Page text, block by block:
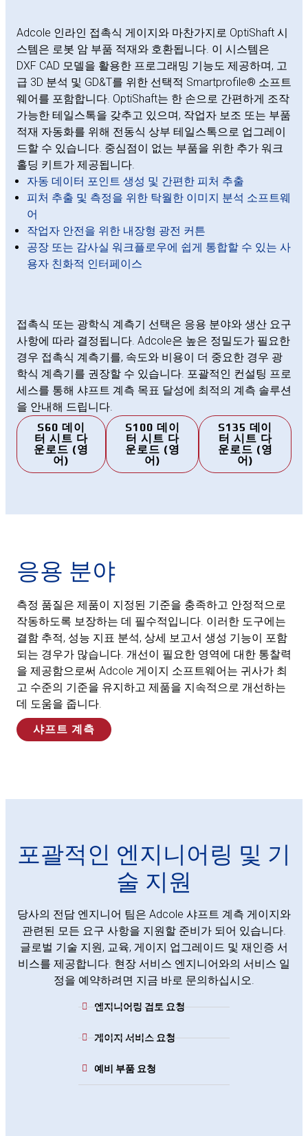
Adcole 인라인 접촉식 게이지와 마찬가지로 OptiShaft 시
스템은 로봇 암 부품 적재와 호환됩니다. 이 시스템은
DXF CAD 모델을 활용한 프로그래밍 기능도 제공하며, 고
급 3D 분석 및 GD&T를 위한 선택적 Smartprofile® 소프트
웨어를 포함합니다. OptiShaft는 한 손으로 간편하게 조작
가능한 테일스톡을 갖추고 있으며, 작업자 보조 또는 부품
적재 자동화를 위해 전동식 상부 테일스톡으로 업그레이
드할 수 있습니다. 중심점이 없는 부품을 위한 추가 워크
홀딩 키트가 제공됩니다.
자동 데이터 포인트 생성 및 간편한 피처 추출
피처 추출 및 측정을 위한 탁월한 이미지 분석 소프트웨
어
작업자 안전을 위한 내장형 광전 커튼
공장 또는 감사실 워크플로우에 쉽게 통합할 수 있는 사
용자 친화적 인터페이스
접촉식 또는 광학식 계측기 선택은 응용 분야와 생산 요구
사항에 따라 결정됩니다. Adcole은 높은 정밀도가 필요한
경우 접촉식 계측기를, 속도와 비용이 더 중요한 경우 광
학식 계측기를 권장할 수 있습니다. 포괄적인 컨설팅 프로
세스를 통해 샤프트 계측 목표 달성에 최적의 계측 솔루션
을 안내해 드립니다.
S60 데이
터 시트 다
운로드 (영
어)
S100 데이
터 시트 다
운로드 (영
어)
S135 데이
터 시트 다
운로드 (영
어)
응용 분야
측정 품질은 제품이 지정된 기준을 충족하고 안정적으로
작동하도록 보장하는 데 필수적입니다. 이러한 도구에는
결함 추적, 성능 지표 분석, 상세 보고서 생성 기능이 포함
되는 경우가 많습니다. 개선이 필요한 영역에 대한 통찰력
을 제공함으로써 Adcole 게이지 소프트웨어는 귀사가 최
고 수준의 기준을 유지하고 제품을 지속적으로 개선하는
데 도움을 줍니다.
샤프트 계측
포괄적인 엔지니어링 및 기
술 지원
당사의 전담 엔지니어 팀은 Adcole 샤프트 계측 게이지와
관련된 모든 요구 사항을 지원할 준비가 되어 있습니다.
글로벌 기술 지원, 교육, 게이지 업그레이드 및 재인증 서
비스를 제공합니다. 현장 서비스 엔지니어와의 서비스 일
정을 예약하려면 지금 바로 문의하십시오.
엔지니어링 검토 요청
게이지 서비스 요청
예비 부품 요청